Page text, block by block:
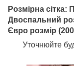
Розмірна
Двоспальний
Євро розмір
Уточнюйте